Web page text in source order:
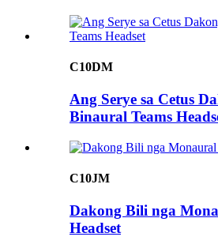
C10DM
Ang Serye sa Cetus
Binaural Teams
C10JM
Dakong Bili nga
Headset